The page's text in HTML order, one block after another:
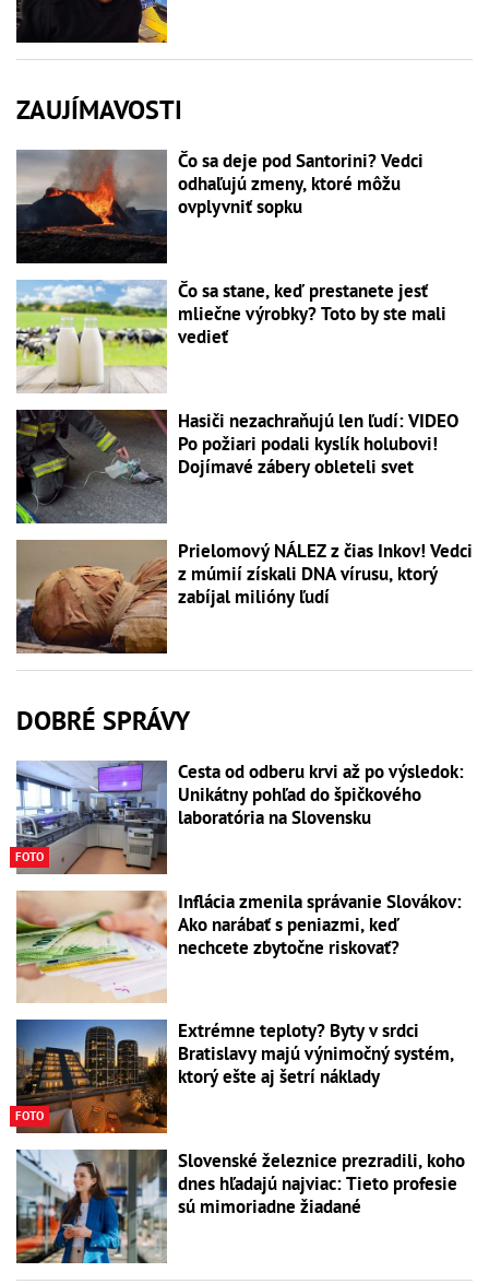
ZAUJÍMAVOSTI
Čo sa deje pod Santorini? Vedci
odhaľujú zmeny, ktoré môžu
ovplyvniť sopku
Čo sa stane, keď prestanete jesť
mliečne výrobky? Toto by ste mali
vedieť
Hasiči nezachraňujú len ľudí: VIDEO
Po požiari podali kyslík holubovi!
Dojímavé zábery obleteli svet
Prielomový NÁLEZ z čias Inkov! Vedci
z múmií získali DNA vírusu, ktorý
zabíjal milióny ľudí
DOBRÉ SPRÁVY
FOTO
Cesta od odberu krvi až po výsledok:
Unikátny pohľad do špičkového
laboratória na Slovensku
Inflácia zmenila správanie Slovákov:
Ako narábať s peniazmi, keď
nechcete zbytočne riskovať?
FOTO
Extrémne teploty? Byty v srdci
Bratislavy majú výnimočný systém,
ktorý ešte aj šetrí náklady
Slovenské železnice prezradili, koho
dnes hľadajú najviac: Tieto profesie
sú mimoriadne žiadané